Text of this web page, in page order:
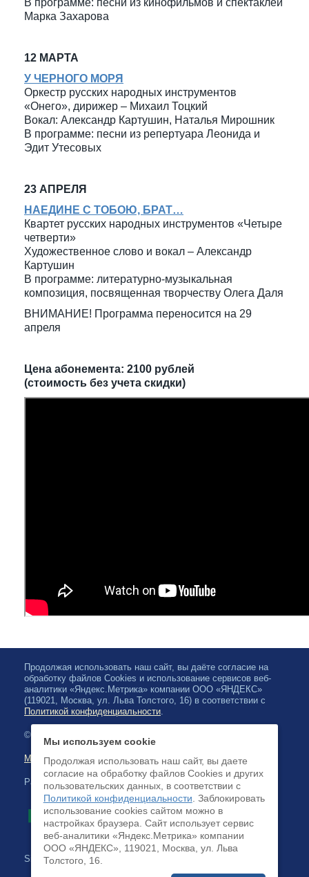
В программе: песни из кинофильмов и спектаклей
Марка Захарова
12 МАРТА
У ЧЕРНОГО МОРЯ
Оркестр русских народных инструментов
«Онего», дирижер – Михаил Тоцкий
Вокал: Александр Картушин, Наталья Мирошник
В программе: песни из репертуара Леонида и
Эдит Утесовых
23 АПРЕЛЯ
НАЕДИНЕ С ТОБОЮ, БРАТ…
Квартет русских народных инструментов «Четыре
четверти»
Художественное слово и вокал – Александр
Картушин
В программе: литературно-музыкальная
композиция, посвященная творчеству Олега Даля
ВНИМАНИЕ! Программа переносится на 29
апреля
Цена абонемента: 2100 рублей
(стоимость без учета скидки)
Продолжая использовать наш сайт, вы даёте согласие на
обработку файлов Cookies и использование сервисов веб-
аналитики «Яндекс.Метрика» компании ООО «ЯНДЕКС»
(119021, Москва, ул. Льва Толстого, 16) в соответствии с
Политикой конфиденциальности.
© 2026, Karelian State Philharmonic
Map of site
Payment by credit cards available
Site development:
Мы используем cookie
Продолжая использовать наш сайт, вы даете
согласие на обработку файлов Cookies и других
пользовательских данных, в соответствии с
Политикой конфиденциальности . Заблокировать
использование cookies сайтом можно в
настройках браузера. Cайт использует сервис
веб-аналитики «Яндекс.Метрика» компании
ООО «ЯНДЕКС», 119021, Москва, ул. Льва
Толстого, 16.